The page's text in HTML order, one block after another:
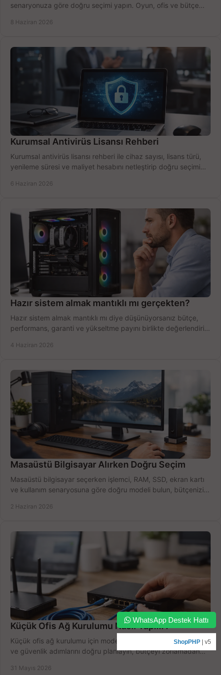
senaryonuza göre doğru seçimi yapın. Oyun, ofis ve bütçe
8 Haziran 2026
Kurumsal Antivirüs Lisansı Rehberi
Kurumsal antivirüs lisansı rehberi ile cihaz sayısı, lisans türü,
yenileme süresi ve maliyet hesabını netleştirip doğru seçimi
6 Haziran 2026
Hazır sistem almak mantıklı mı gerçekten?
Hazır sistem almak mantıklı mı diye düşünüyorsanız bütçe,
performans, garanti ve yükseltme payını birlikte değerlendirin,
4 Haziran 2026
Masaüstü Bilgisayar Alırken Doğru Seçim
Masaüstü bilgisayar seçerken işlemci, RAM, SSD, ekran kartı
ve kullanım senaryosuna göre doğru modeli bulun, bütçenizi
2 Haziran 2026
Küçük Ofis Ağ Kurulumu Nasıl Yapılır?
Küçük ofis ağ kurulumu için modem, router, switch, kablolama
ve güvenlik adımlarını doğru planlayın, bütçeyi zorlamadan
31 Mayıs 2026
WhatsApp Destek Hattı
ShopPHP | v5